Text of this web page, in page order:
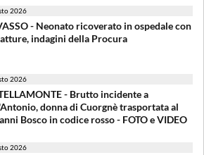
2026
- Neonato ricoverato in ospedale con
indagini della Procura
2026
- Brutto incidente a
donna di Cuorgnè trasportata al
Bosco in codice rosso - FOTO e VIDEO
2026